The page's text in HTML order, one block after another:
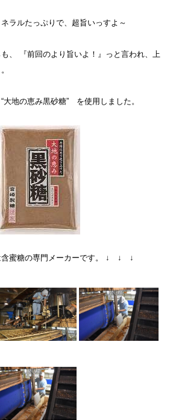
ラルたっぷりで、超旨いっすよ～
、 『前回のより旨いよ！』っと言われ、上
地の恵み黒砂糖” を使用しました。
含蜜糖の専門メーカーです。 ↓ ↓ ↓